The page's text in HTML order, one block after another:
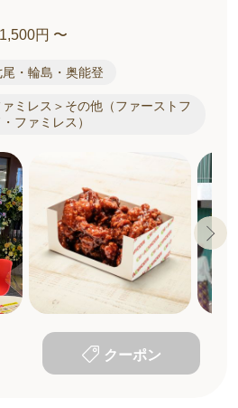
1,500円 〜
・輪島・奥能登
ミレス＞その他（ファーストフ
ファミレス）
クーポン